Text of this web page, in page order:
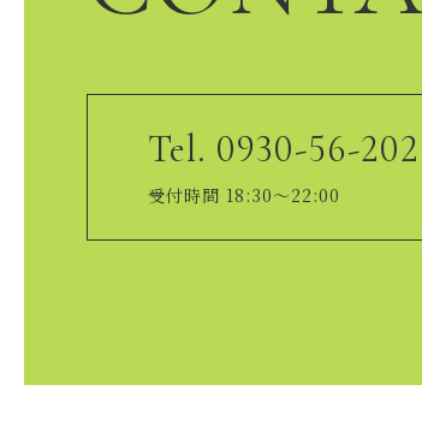
Tel. 0930-56-
受付時間 18:30～22:00